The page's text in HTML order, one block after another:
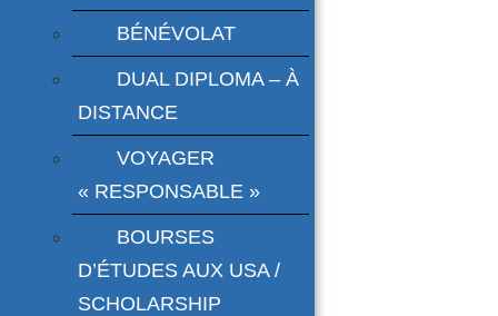
BÉNÉVOLAT
DUAL DIPLOMA – À
DISTANCE
VOYAGER
« RESPONSABLE »
BOURSES
D’ÉTUDES AUX USA /
SCHOLARSHIP